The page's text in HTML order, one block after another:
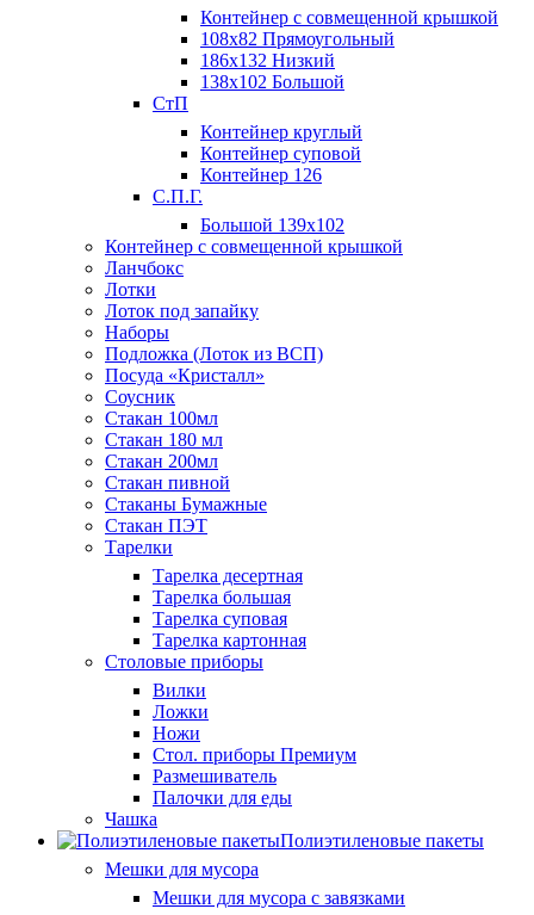
Контейнер с совмещенной крышкой
108х82 Прямоугольный
186х132 Низкий
138х102 Большой
СтП
Контейнер круглый
Контейнер суповой
Контейнер 126
С.П.Г.
Большой 139х102
Контейнер с совмещенной крышкой
Ланчбокс
Лотки
Лоток под запайку
Наборы
Подложка (Лоток из ВСП)
Посуда «Кристалл»
Соусник
Стакан 100мл
Стакан 180 мл
Стакан 200мл
Стакан пивной
Стаканы Бумажные
Стакан ПЭТ
Тарелки
Тарелка десертная
Тарелка большая
Тарелка суповая
Тарелка картонная
Столовые приборы
Вилки
Ложки
Ножи
Стол. приборы Премиум
Размешиватель
Палочки для еды
Чашка
Полиэтиленовые пакеты
Мешки для мусора
Мешки для мусора с завязками